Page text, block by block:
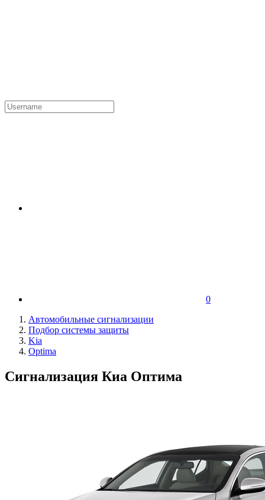
0
Автомобильные сигнализации
Подбор системы защиты
Kia
Optima
Сигнализация Киа Оптима